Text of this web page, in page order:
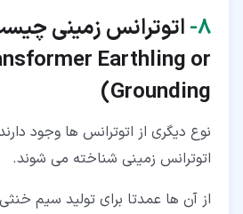
۸‏- اتوترانس زمینی
Earthling or
Grounding
)
نوع دیگری از اتوترانس ها وجود
اتوترانس زمینی شناخته می شوند.
از آن ها عمدتا برای تولید سیم